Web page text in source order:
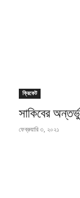
ক্রিকেট
সাকিবের
ফেব্রুয়ারি ৩, ২০২১